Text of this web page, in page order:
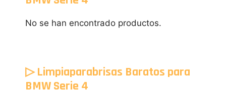
No se han encontrado productos.
▷ Limpiaparabrisas Baratos para
BMW Serie 4